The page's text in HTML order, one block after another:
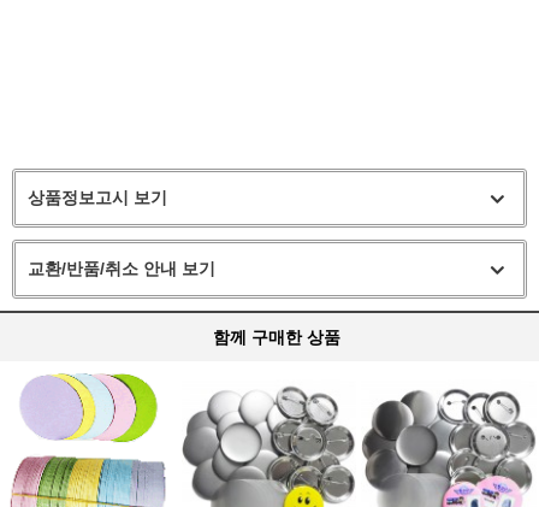
상품정보고시 보기
교환/반품/취소 안내 보기
함께 구매한 상품